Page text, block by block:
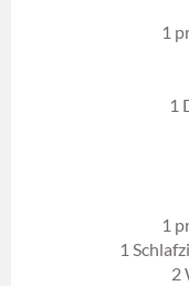
1
1
1
1
2